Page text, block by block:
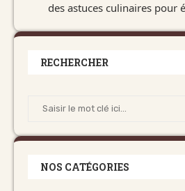
des astuces culinaires pour
RECHERCHER
NOS CATÉGORIES